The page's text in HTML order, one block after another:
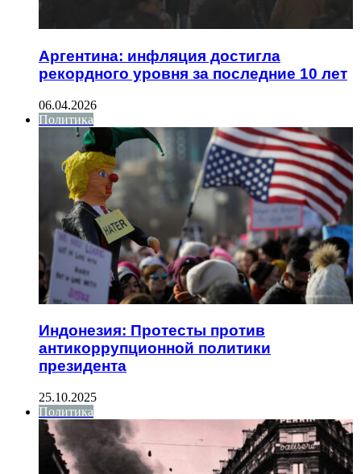
Аргентина: инфляция достигла
рекордного уровня за последние 10 лет
06.04.2026
Политика
Индонезия: Протесты против
антикоррупционной политики
президента
25.10.2025
Политика